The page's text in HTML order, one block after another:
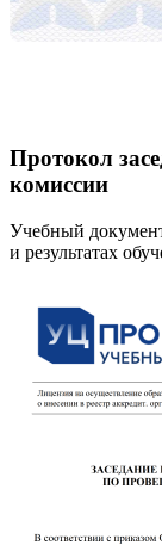
Протокол
комиссии
Учебный
и результатах